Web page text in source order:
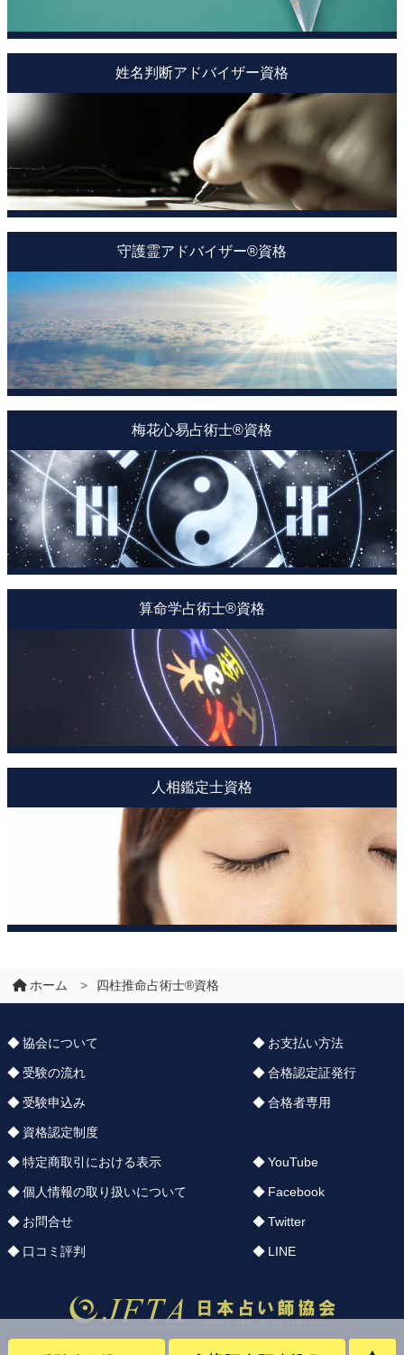
姓名判断アドバイザー資格
守護霊アドバイザー®資格
梅花心易占術士®資格
算命学占術士®資格
人相鑑定士資格
ホーム > 四柱推命占術士®資格
協会について
受験の流れ
受験申込み
資格認定制度
お支払い方法
合格認定証発行
合格者専用
特定商取引における表示
個人情報の取り扱いについて
お問合せ
口コミ評判
YouTube
Facebook
Twitter
LINE